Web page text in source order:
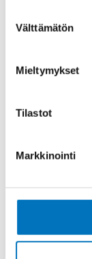
valinta
Välttämätön
Mieltymykset
Tilastot
Markkinointi